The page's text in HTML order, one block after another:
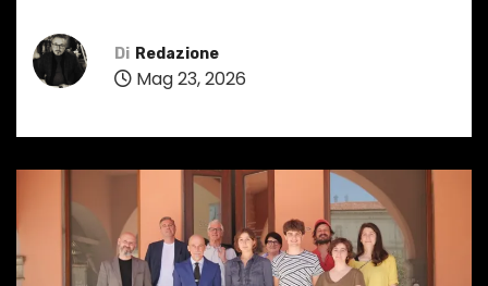
Di Redazione
Mag 23, 2026